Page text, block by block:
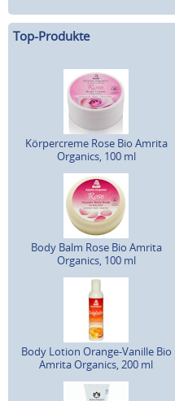
Top-Produkte
Körpercreme Rose Bio Amrita
Organics, 100 ml
Body Balm Rose Bio Amrita
Organics, 100 ml
Body Lotion Orange-Vanille Bio
Amrita Organics, 200 ml